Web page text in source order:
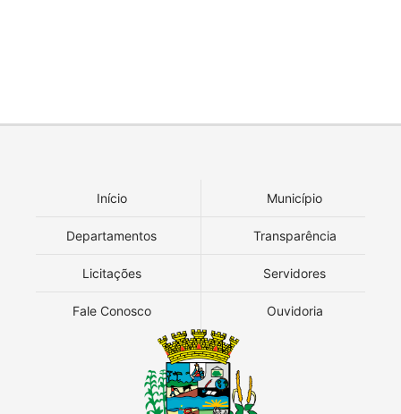
Início Município
Departamentos Transparência
Licitações Servidores
Fale Conosco Ouvidoria